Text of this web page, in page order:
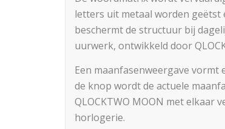
letters uit metaal worden geëtst
beschermt de structuur bij
uurwerk, ontwikkeld door
Een maanfasenweergave
de knop wordt de actuele
QLOCKTWO MOON met elkaar
horlogerie.